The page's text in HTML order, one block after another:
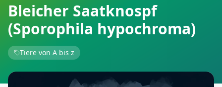
Bleicher Saatknospf
(Sporophila hypochroma)
Tiere von A bis z